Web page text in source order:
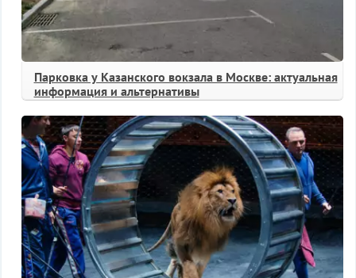
Парковка у Казанского вокзала в Москве: актуальная
информация и альтернативы